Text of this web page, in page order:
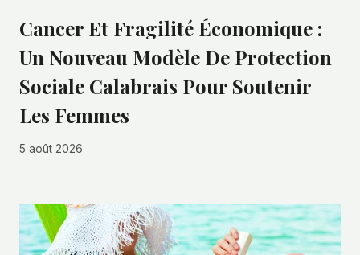
Cancer Et Fragilité Économique :
Un Nouveau Modèle De Protection
Sociale Calabrais Pour Soutenir
Les Femmes
5 août 2026